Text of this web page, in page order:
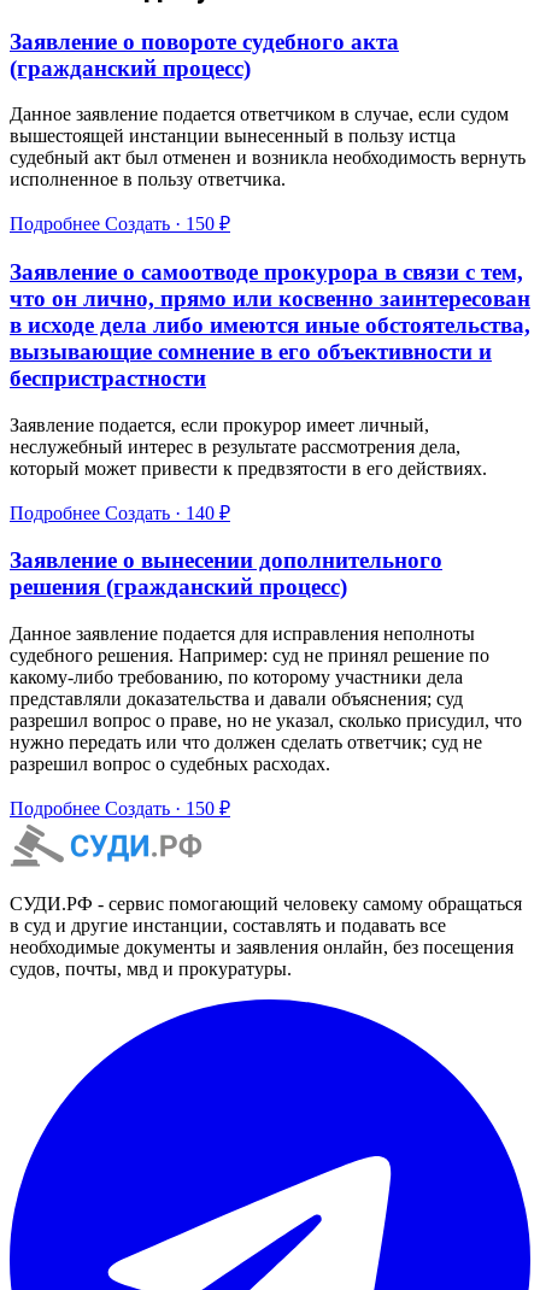
Заявление о повороте судебного акта
(гражданский процесс)
Данное заявление подается ответчиком в случае, если судом
вышестоящей инстанции вынесенный в пользу истца
судебный акт был отменен и возникла необходимость вернуть
исполненное в пользу ответчика.
Подробнее Создать · 150 ₽
Заявление о самоотводе прокурора в связи с тем,
что он лично, прямо или косвенно заинтересован
в исходе дела либо имеются иные обстоятельства,
вызывающие сомнение в его объективности и
беспристрастности
Заявление подается, если прокурор имеет личный,
неслужебный интерес в результате рассмотрения дела,
который может привести к предвзятости в его действиях.
Подробнее Создать · 140 ₽
Заявление о вынесении дополнительного
решения (гражданский процесс)
Данное заявление подается для исправления неполноты
судебного решения. Например: суд не принял решение по
какому-либо требованию, по которому участники дела
представляли доказательства и давали объяснения; суд
разрешил вопрос о праве, но не указал, сколько присудил, что
нужно передать или что должен сделать ответчик; суд не
разрешил вопрос о судебных расходах.
Подробнее Создать · 150 ₽
СУДИ.РФ - сервис помогающий человеку самому обращаться
в суд и другие инстанции, составлять и подавать все
необходимые документы и заявления онлайн, без посещения
судов, почты, мвд и прокуратуры.